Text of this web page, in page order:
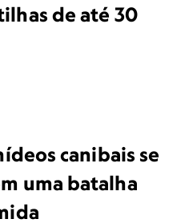
de até 30
canibais se
uma batalha